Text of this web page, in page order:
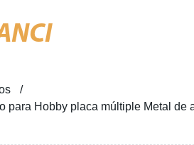
para Hobby placa múltiple Metal